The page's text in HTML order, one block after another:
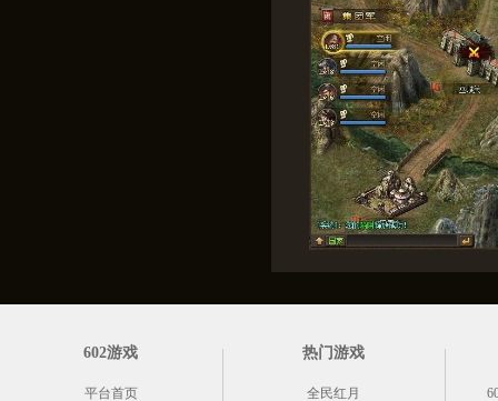
602游戏
平台首页
热门游戏
全民红月